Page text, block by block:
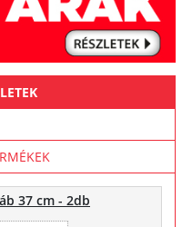
37 cm - 2db